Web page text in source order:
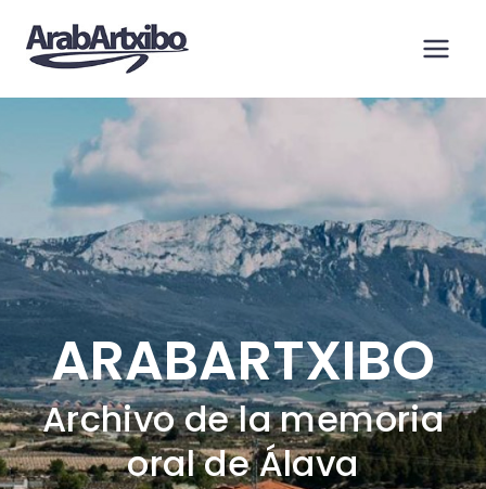
contenido
ARABARTXIBO
Archivo de la memoria
oral de Álava